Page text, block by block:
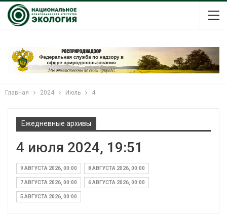
Главная 2024 Июль 4
Ежедневные архивы
4 июля 2024, 19:51
9 АВГУСТА 2026, 00:00 8 АВГУСТА 2026, 00:00
7 АВГУСТА 2026, 00:00 6 АВГУСТА 2026, 00:00
5 АВГУСТА 2026, 00:00